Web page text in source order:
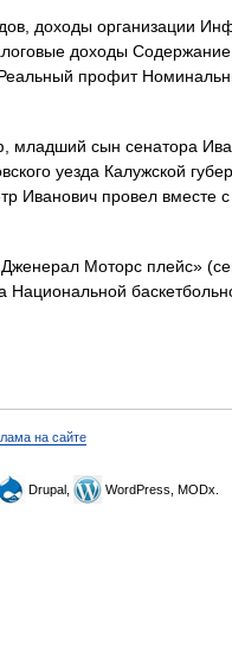
доходы организации
доходы
профит
младший сын сенатора
уезда Калужской
Иванович провел
Моторс плейс»
на сайте
Drupal, WordPress, MODx.